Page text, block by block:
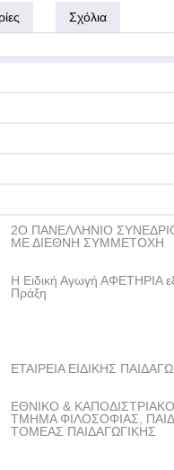
Σχόλια
2Ο ΠΑΝΕΛΛΗΝΙΟ
ΜΕ ΔΙΕΘΝΗ ΣΥΜΜΕΤΟΧΗ
Η Ειδική Αγωγή ΑΦΕΤΗΡΙΑ
Πράξη
ΕΤΑΙΡΕΙΑ ΕΙΔΙΚΗΣ
ΕΘΝΙΚΟ &
ΤΜΗΜΑ ΦΙΛΟΣΟΦΙΑΣ,
ΤΟΜΕΑΣ ΠΑΙΔΑΓΩΓΙΚΗΣ